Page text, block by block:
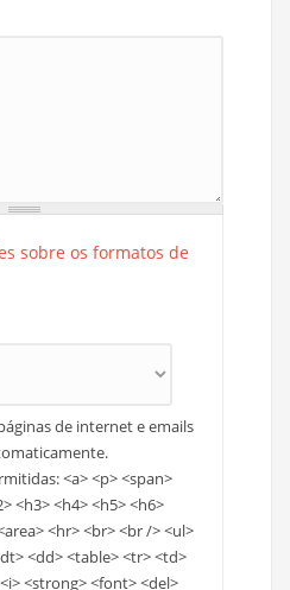
sobre os formatos de
de internet e emails
<a> <p> <span>
<h3> <h4> <h5> <h6>
<hr> <br> <br /> <ul>
<dd> <table> <tr> <td>
<strong> <font> <del>